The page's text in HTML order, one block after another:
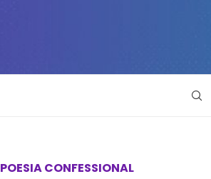
POESIA CONFESSIONAL